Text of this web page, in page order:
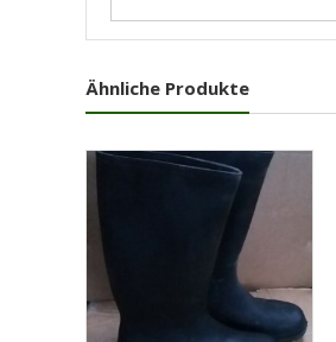
Ähnliche Produkte